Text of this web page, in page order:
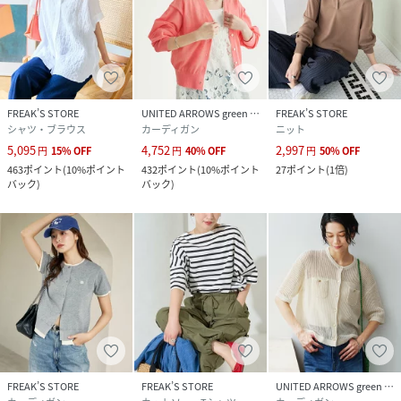
FREAK’S STORE
シャツ・ブラウス
5,095円 15%OFF
463ポイント(10%ポイント
バック)
UNITED ARROWS green label relaxing
カーディガン
4,752円 40%OFF
432ポイント(10%ポイント
バック)
FREAK’S STORE
ニット
2,997円 50%OFF
27ポイント(1倍)
FREAK’S STORE
FREAK’S STORE
UNITED ARROWS green label relaxing